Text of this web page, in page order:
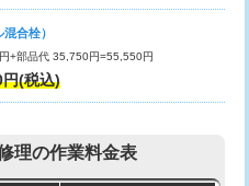
銅
)
44,000円
)
合栓）
+部品代 35,750円=55,550円
(税込)
理の作業料金表